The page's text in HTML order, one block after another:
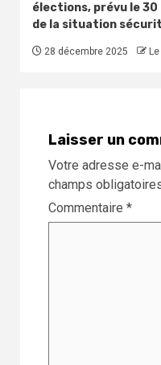
élections, prévu le
de la situation
28 décembre 2025
Laisser un
Votre adresse e-
champs
Commentaire *